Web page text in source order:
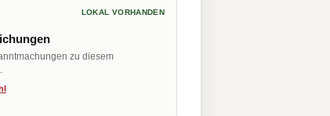
LOKAL VORHANDEN
zu diesem